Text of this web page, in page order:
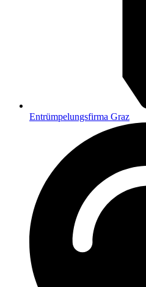
Entrümpelungsfirma Graz